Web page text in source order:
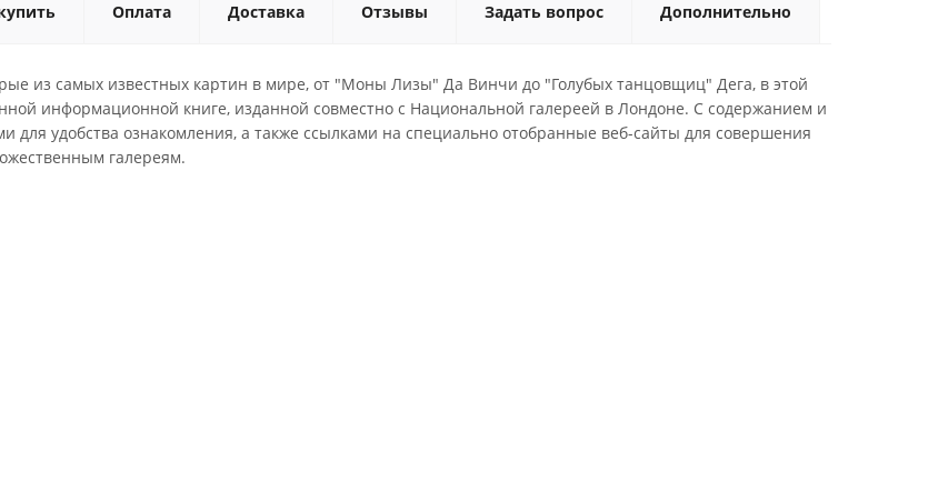
Оплата Доставка Отзывы Задать вопрос Дополнительно
из самых известных картин в мире, от "Моны Лизы" Да Винчи до "Голубых танцовщиц" Дега, в этой
информационной книге, изданной совместно с Национальной галереей в Лондоне. С содержанием и
для удобства ознакомления, а также ссылками на специально отобранные веб-сайты для совершения
галереям.